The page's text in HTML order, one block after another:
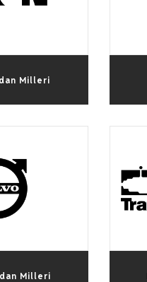
Milleri
Milleri